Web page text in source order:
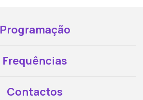
Programação
Frequências
Contactos